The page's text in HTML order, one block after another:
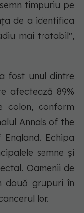
timpuriu pe
de a identifica
mai tratabil",
fost unul dintre
afectează 89%
colon, conform
Annals of the
Echipa
semne și
Oamenii de
două grupuri în
lor.